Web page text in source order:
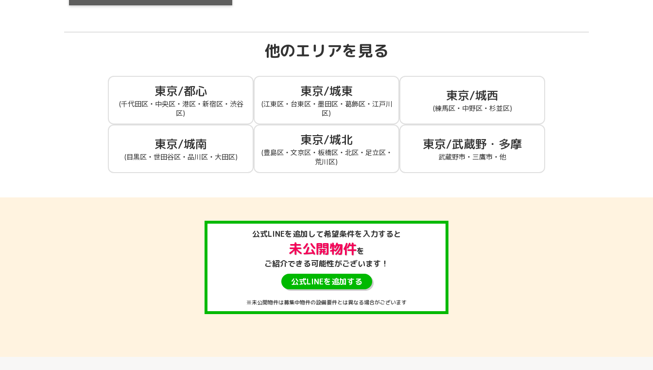
他のエリアを見る
東京/都心
(千代田区・中央区・港区・新宿区・渋谷
区)
東京/城東
(江東区・台東区・墨田区・葛飾区・江戸川
区)
東京/城西
(練馬区・中野区・杉並区)
東京/城南
(目黒区・世田谷区・品川区・大田区)
東京/城北
(豊島区・文京区・板橋区・北区・足立区・
荒川区)
東京/武蔵野・多摩
武蔵野市・三鷹市・他
公式LINEを追加して希望条件を入力すると
未公開物件を
ご紹介できる可能性がございます！
公式LINEを追加する
※未公開物件は募集中物件の設備要件とは異なる場合がございます